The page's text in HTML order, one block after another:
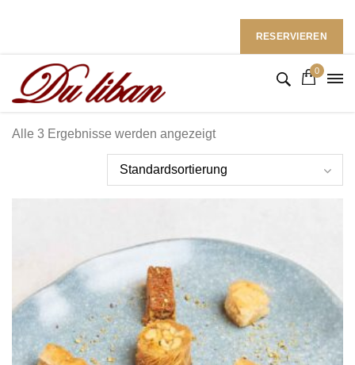
RESERVIEREN
0
Alle 3 Ergebnisse werden angezeigt